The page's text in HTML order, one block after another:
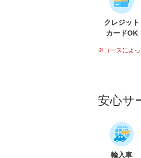
クレジット
カードOK
※コースによっ
安心サ
輸入車